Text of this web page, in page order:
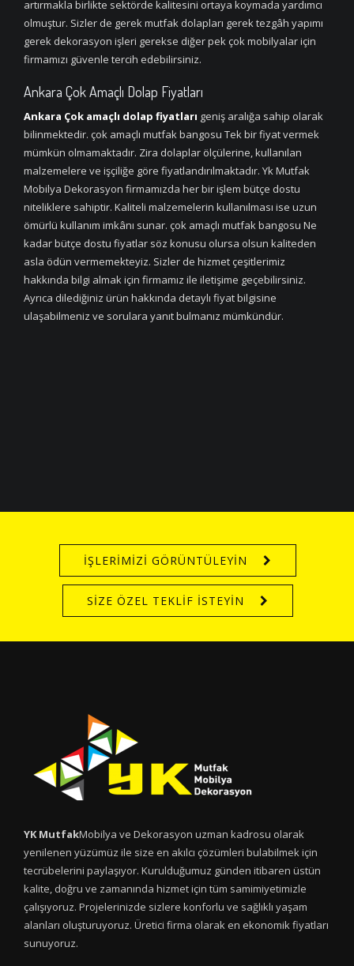
artırmakla birlikte sektörde kalitesini ortaya koymada yardımcı
olmuştur. Sizler de gerek mutfak dolapları gerek tezgâh yapımı
gerek dekorasyon işleri gerekse diğer pek çok mobilyalar için
firmamızı güvenle tercih edebilirsiniz.
Ankara Çok Amaçlı Dolap Fiyatları
Ankara Çok amaçlı dolap fiyatları geniş aralığa sahip olarak
bilinmektedir. çok amaçlı mutfak bangosu Tek bir fiyat vermek
mümkün olmamaktadır. Zira dolaplar ölçülerine, kullanılan
malzemelere ve işçiliğe göre fiyatlandırılmaktadır. Yk Mutfak
Mobilya Dekorasyon firmamızda her bir işlem bütçe dostu
niteliklere sahiptir. Kaliteli malzemelerin kullanılması ise uzun
ömürlü kullanım imkânı sunar. çok amaçlı mutfak bangosu Ne
kadar bütçe dostu fiyatlar söz konusu olursa olsun kaliteden
asla ödün vermemekteyiz. Sizler de hizmet çeşitlerimiz
hakkında bilgi almak için firmamız ile iletişime geçebilirsiniz.
Ayrıca dilediğiniz ürün hakkında detaylı fiyat bilgisine
ulaşabilmeniz ve sorulara yanıt bulmanız mümkündür.
İŞLERİMİZİ GÖRÜNTÜLEYİN
SİZE ÖZEL TEKLİF İSTEYİN
YK MutfakMobilya ve Dekorasyon uzman kadrosu olarak
yenilenen yüzümüz ile size en akılcı çözümleri bulabilmek için
tecrübelerini paylaşıyor. Kurulduğumuz günden itibaren üstün
kalite, doğru ve zamanında hizmet için tüm samimiyetimizle
çalışıyoruz. Projelerinizde sizlere konforlu ve sağlıklı yaşam
alanları oluşturuyoruz. Üretici firma olarak en ekonomik fiyatları
sunuyoruz.